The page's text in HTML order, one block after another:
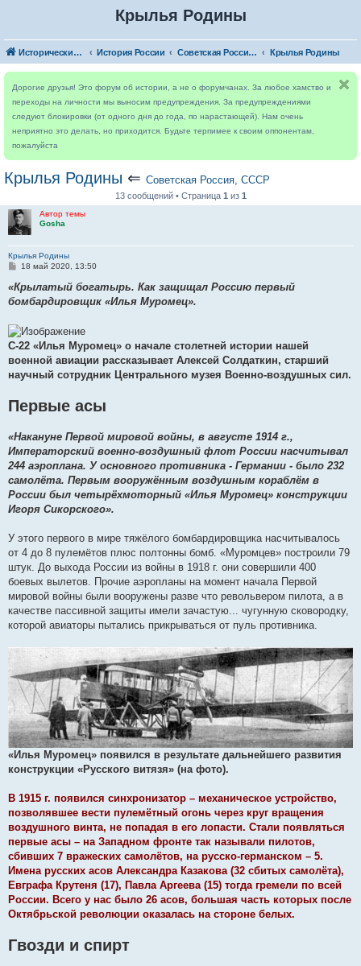
Крылья Родины
Исторический форум История России Советская Россия, СССР Крылья Родины
Дорогие друзья! Это форум об истории, а не о форумчанах. За любое хамство и
переходы на личности мы выносим предупреждения. За предупреждениями
следуют блокировки (от одного дня до года, по нарастающей). Нам очень
неприятно это делать, но приходится. Будьте терпимее к своим оппонентам,
пожалуйста
Крылья Родины ⇐ Советская Россия, СССР
13 сообщений • Страница 1 из 1
Автор темы
Gosha
Крылья Родины
С
о
б
щ
н
и
е
18 май 2020, 13:50
«Крылатый богатырь. Как защищал Россию первый
бомбардировщик «Илья Муромец».
С-22 «Илья Муромец» о начале столетней истории нашей
военной авиации рассказывает Алексей Солдаткин, старший
научный сотрудник Центрального музея Военно-воздушных сил.
Первые асы
«Накануне Первой мировой войны, в августе 1914 г.,
Императорский военно-воздушный флот России насчитывал
244 аэроплана. У основного противника - Германии - было 232
самолёта. Первым вооружённым воздушным кораблём в
России был четырёхмоторный «Илья Муромец» конструкции
Игоря Сикорского».
У этого первого в мире тяжёлого бомбардировщика насчитывалось
от 4 до 8 пулемётов плюс полтонны бомб. «Муромцев» построили 79
штук. До выхода России из войны в 1918 г. они совершили 400
боевых вылетов. Прочие аэропланы на момент начала Первой
мировой войны были вооружены разве что револьвером пилота, а в
качестве пассивной защиты имели зачастую... чугунную сковородку,
которой авиаторы пытались прикрываться от пуль противника.
«Илья Муромец» появился в результате дальнейшего развития
конструкции «Русского витязя» (на фото).
В 1915 г. появился синхронизатор – механическое устройство,
позволявшее вести пулемётный огонь через круг вращения
воздушного винта, не попадая в его лопасти. Стали появляться
первые асы – на Западном фронте так называли пилотов,
сбивших 7 вражеских самолётов, на русско-германском – 5.
Имена русских асов Александра Казакова (32 сбитых самолёта),
Евграфа Крутеня (17), Павла Аргеева (15) тогда гремели по всей
России. Всего у нас было 26 асов, большая часть которых после
Октябрьской революции оказалась на стороне белых.
Гвозди и спирт